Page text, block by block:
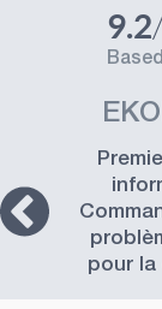
9.2
pour la